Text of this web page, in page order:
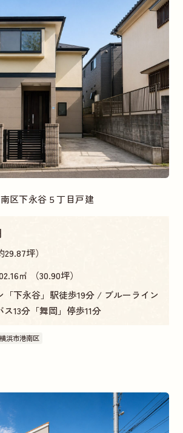
区下永谷５丁目戸建
29.87坪）
㎡ （30.90坪）
「下永谷」駅徒歩19分 / ブルーライン
ス13分「舞岡」停歩11分
横浜市港南区